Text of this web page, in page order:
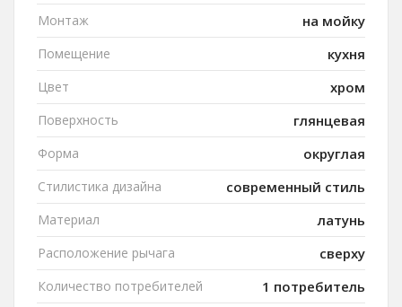
Монтаж на мойку
Помещение кухня
Цвет хром
Поверхность глянцевая
Форма округлая
Стилистика дизайна современный стиль
Материал латунь
Расположение рычага сверху
Количество потребителей 1 потребитель